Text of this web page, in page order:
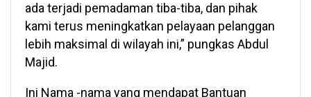
ada terjadi pemadaman tiba-tiba, dan pihak
kami terus meningkatkan pelayaan pelanggan
lebih maksimal di wilayah ini,” pungkas Abdul
Majid.
Ini Nama -nama yang mendapat Bantuan